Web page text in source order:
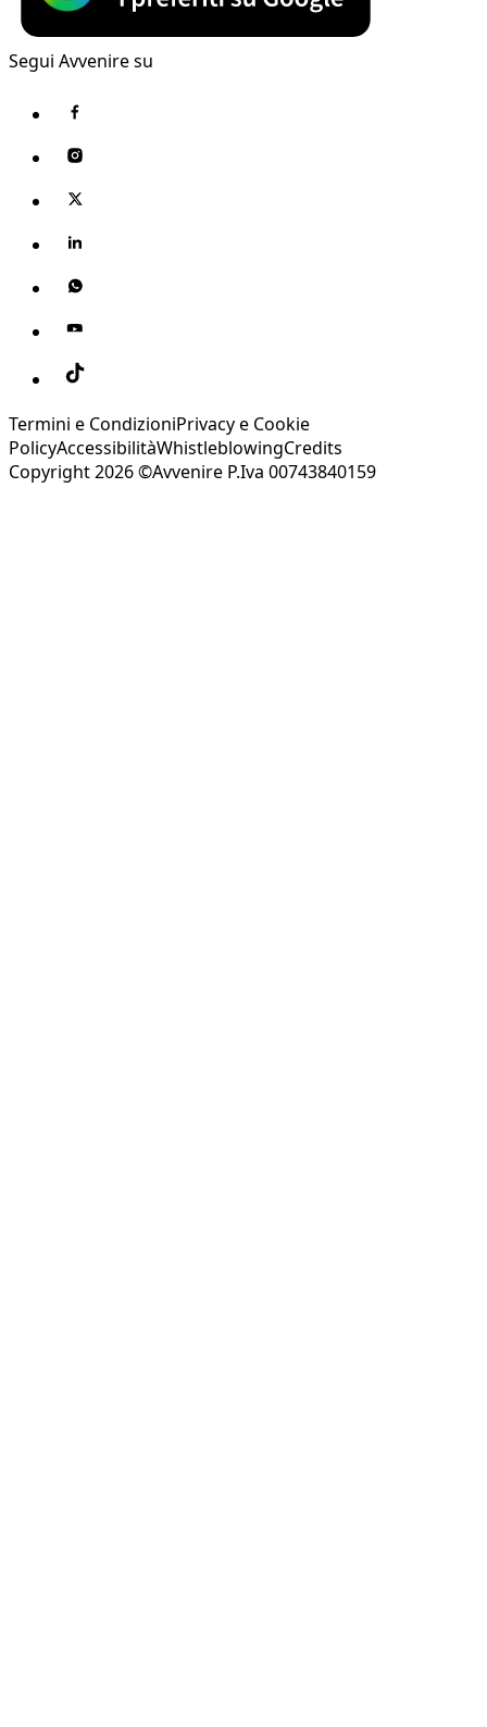
Segui Avvenire su
Termini e CondizioniPrivacy e Cookie
PolicyAccessibilitàWhistleblowingCredits
Copyright 2026 ©Avvenire P.Iva 00743840159